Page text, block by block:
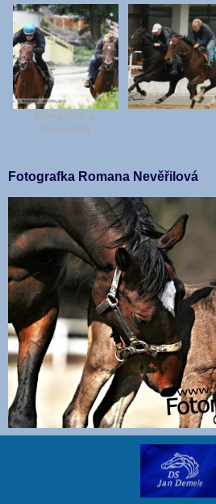
Monarcho a
Poinsettia
Fotografka Romana Nevěřilová